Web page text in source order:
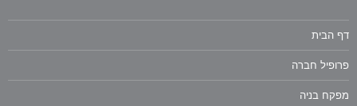
דף הבית
פרופיל חברה
מפקח בניה